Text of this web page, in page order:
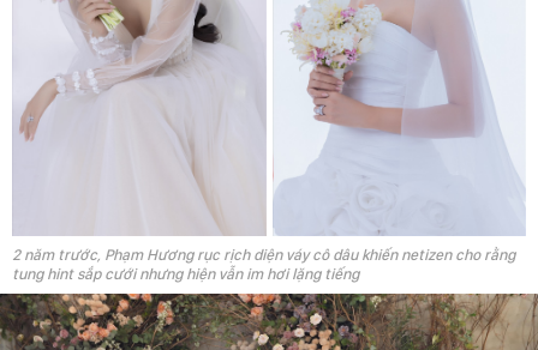
2 năm trước, Phạm Hương rục rịch diện váy cô dâu khiến netizen cho rằng
tung hint sắp cưới nhưng hiện vẫn im hơi lặng tiếng